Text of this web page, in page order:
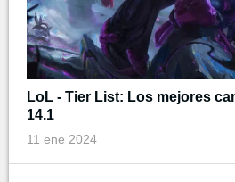
LoL - Tier List: Los mejores
14.1
11 ene 2024